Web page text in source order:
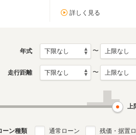
詳しく見る
年式 〜
走行距離 〜
上
ーン種類 通常ローン 残価・据置